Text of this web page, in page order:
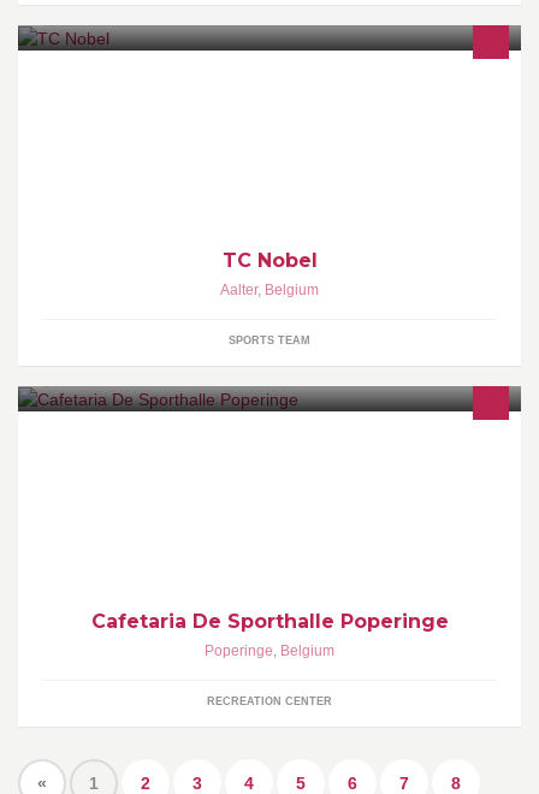
TC Nobel
Aalter, Belgium
SPORTS TEAM
Cafetaria De Sporthalle Poperinge
Poperinge, Belgium
RECREATION CENTER
« 1 2 3 4 5 6 7 8